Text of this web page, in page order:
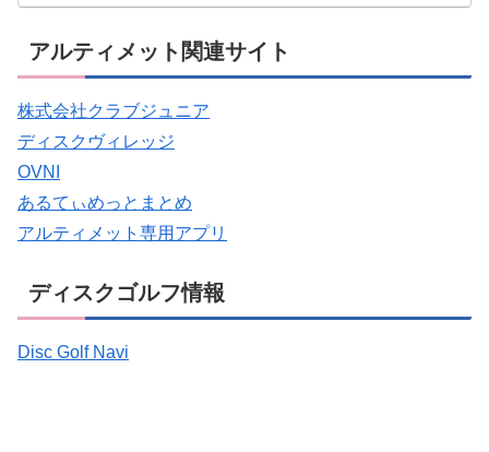
アルティメット関連サイト
株式会社クラブジュニア
ディスクヴィレッジ
OVNI
あるてぃめっとまとめ
アルティメット専用アプリ
ディスクゴルフ情報
Disc Golf Navi